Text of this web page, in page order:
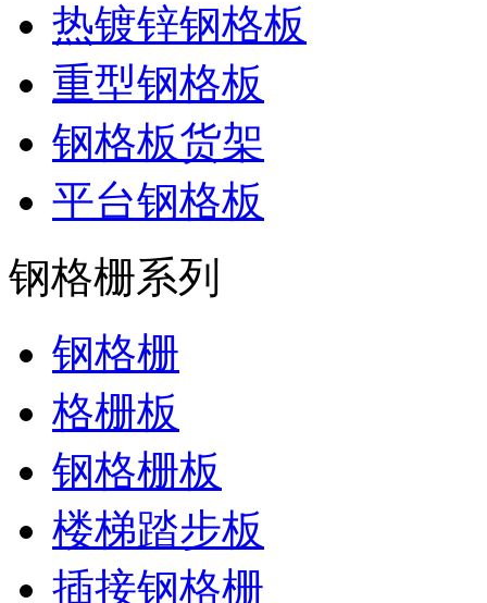
热镀锌钢格板
重型钢格板
钢格板货架
平台钢格板
钢格栅系列
钢格栅
格栅板
钢格栅板
楼梯踏步板
插接钢格栅